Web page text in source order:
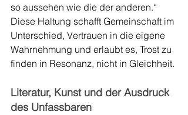
so aussehen wie die der anderen.“
Diese Haltung schafft Gemeinschaft im
Unterschied, Vertrauen in die eigene
Wahrnehmung und erlaubt es, Trost zu
finden in Resonanz, nicht in Gleichheit.
Literatur, Kunst und der Ausdruck
des Unfassbaren